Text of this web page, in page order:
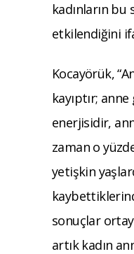
kadınların
etkilendiğini
Kocayörük,
kayıptır;
enerjisidir,
zaman o
yetişkin
sonuçlar
artık kadın